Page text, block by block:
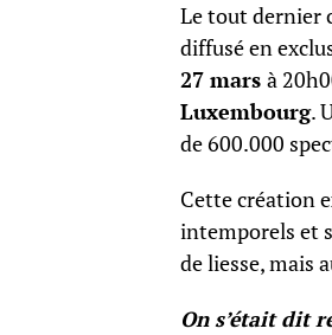
Le tout dernier
diffusé en
27 mars à
Luxembourg.
de 600.000
Cette création
intemporels et
de liesse, mais
On s’était dit